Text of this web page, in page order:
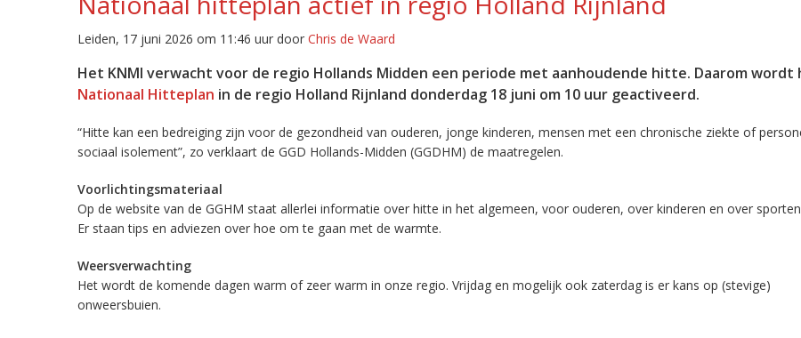
Leiden, 17 juni 2026 om 11:46 uur door Chris de Waard
Het KNMI verwacht voor de regio Hollands Midden een periode met aanhoudende hitte. Daarom wordt
Nationaal Hitteplan in de regio Holland Rijnland donderdag 18 juni om 10 uur geactiveerd.
“Hitte kan een bedreiging zijn voor de gezondheid van ouderen, jonge kinderen, mensen met een chronische ziekte of
sociaal isolement”, zo verklaart de GGD Hollands-Midden (GGDHM) de maatregelen.
Voorlichtingsmateriaal
Op de website van de GGHM staat allerlei informatie over hitte in het algemeen, voor ouderen, over kinderen en over
Er staan tips en adviezen over hoe om te gaan met de warmte.
Weersverwachting
Het wordt de komende dagen warm of zeer warm in onze regio. Vrijdag en mogelijk ook zaterdag is er kans op (stevige)
onweersbuien.